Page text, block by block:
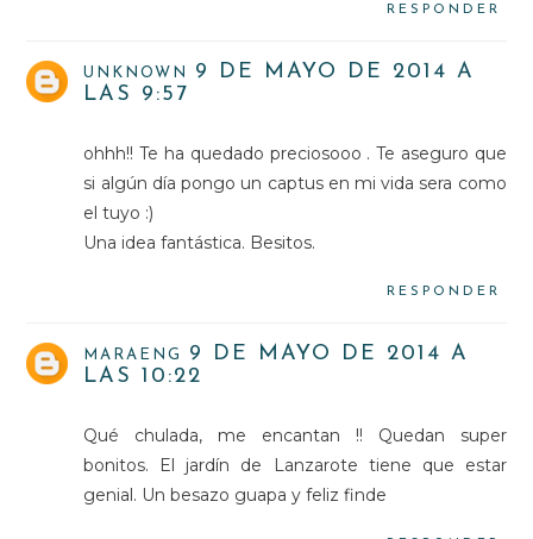
RESPONDER
UNKNOWN
9 DE MAYO DE 2014 A
LAS 9:57
ohhh!! Te ha quedado preciosooo . Te aseguro que
si algún día pongo un captus en mi vida sera como
el tuyo :)
Una idea fantástica. Besitos.
RESPONDER
MARAENG
9 DE MAYO DE 2014 A
LAS 10:22
Qué chulada, me encantan !! Quedan super
bonitos. El jardín de Lanzarote tiene que estar
genial. Un besazo guapa y feliz finde